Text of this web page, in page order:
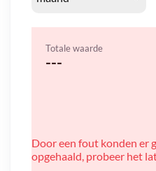
Totale waarde
---
Door een fout konden er
opgehaald, probeer het